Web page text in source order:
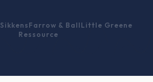
SikkensFarrow & BallLittle Greene
Ressource